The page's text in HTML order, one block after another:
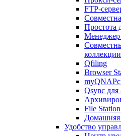
FTP-
Простота
Менеджер
коллекции
Qfiling
Browser
Qsync
File Station
Домашняя
Удобство